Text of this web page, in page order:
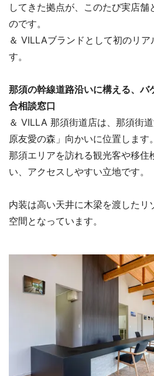
してきた拠点が、このたび実店舗
のです。
＆ VILLAブランドとして初のリア
す。
那須の幹線道路沿いに構える、バ
合相談窓口
＆ VILLA 那須街道店は、那須街
原友愛の森」向かいに位置します。
那須エリアを訪れる観光客や移住
い、アクセスしやすい立地です。
内装は高い天井に木梁を渡したリ
空間となっています。